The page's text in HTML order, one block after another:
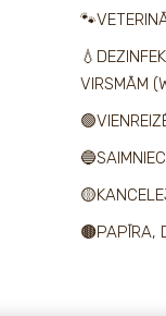
VIRSMĀM
🟤PAPĪRA,